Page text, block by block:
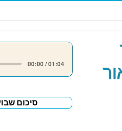
00:00 / 01:04
סיכום